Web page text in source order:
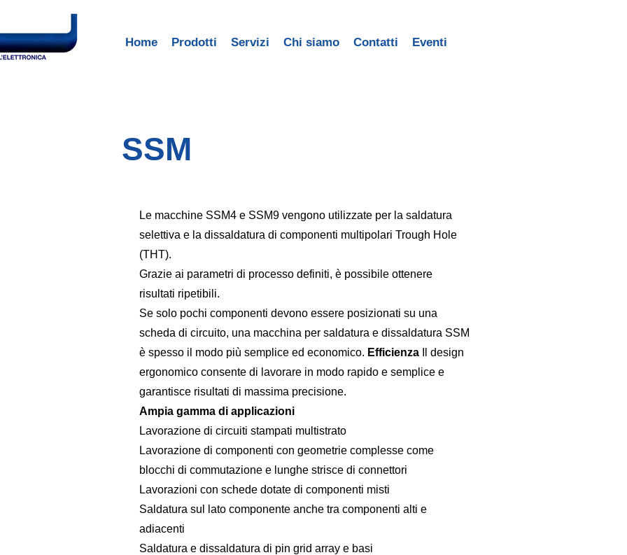
Home Prodotti Servizi Chi siamo Contatti Eventi
SSM
Le macchine SSM4 e SSM9 vengono utilizzate per la saldatura
selettiva e la dissaldatura di componenti multipolari Trough Hole
(THT).
Grazie ai parametri di processo definiti, è possibile ottenere
risultati ripetibili.
Se solo pochi componenti devono essere posizionati su una
scheda di circuito, una macchina per saldatura e dissaldatura SSM
è spesso il modo più semplice ed economico. EfficienzaIl design
ergonomico consente di lavorare in modo rapido e semplice e
garantisce risultati di massima precisione.
Ampia gamma di applicazioni
Lavorazione di circuiti stampati multistrato
Lavorazione di componenti con geometrie complesse come
blocchi di commutazione e lunghe strisce di connettori
Lavorazioni con schede dotate di componenti misti
Saldatura sul lato componente anche tra componenti alti e
adiacenti
Saldatura e dissaldatura di pin grid array e basi